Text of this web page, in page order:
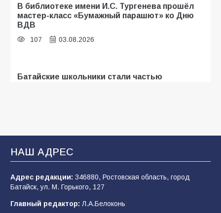
В библиотеке имени И.С. Тургенева прошёл
мастер-класс «Бумажный парашют» ко Дню
ВДВ
107 03.08.2026
Батайские школьники стали частью
«Мобилизация или набор?» Что на самом
деле происходит в армии России в августе
2026 года
В Батайске продолжаются дорожные работы
НАШ АДРЕС
Адрес редакции: 346880, Ростовская область, город
Батайск, ул. М. Горького, 127
Главный редактор: Л.А.Белоконь